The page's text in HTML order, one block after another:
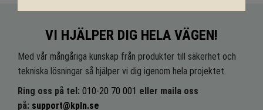
VI HJÄLPER DIG HELA VÄGEN!
Med vår mångåriga kunskap från produkter till säkerhet och
tekniska lösningar så hjälper vi dig igenom hela projektet.
Ring oss på tel: 010-20 70 001 eller maila oss
på: support@kpln.se